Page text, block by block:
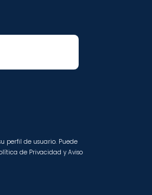
perfil de usuario. Puede
de Privacidad y Aviso